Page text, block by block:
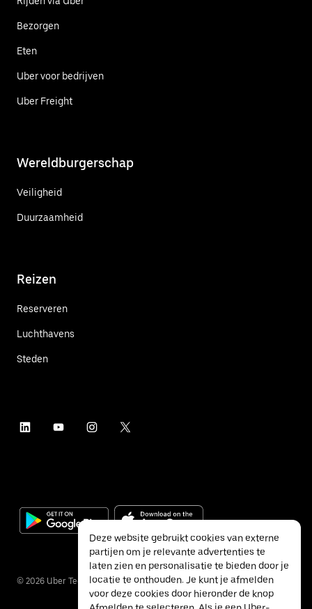
Bezorgen
Eten
Uber voor bedrijven
Uber Freight
Wereldburgerschap
Veiligheid
Duurzaamheid
Reizen
Reserveren
Luchthavens
Steden
© 2026 Uber Technologies Inc.
Deze website gebruikt cookies van externe
partijen om je relevante advertenties te
laten zien en personalisatie te bieden door je
locatie te onthouden. Je kunt je afmelden
voor deze cookies door hieronder de knop